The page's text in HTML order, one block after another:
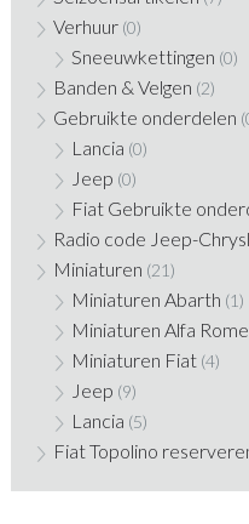
Verhuur (0)
Sneeuwkettingen (0)
Banden & Velgen (2)
Gebruikte onderdelen
Lancia (0)
Jeep (0)
Fiat Gebruikte
Radio code Jeep-
Miniaturen (21)
Miniaturen Abarth (1)
Miniaturen Alfa
Miniaturen Fiat (4)
Jeep (9)
Lancia (5)
Fiat Topolino